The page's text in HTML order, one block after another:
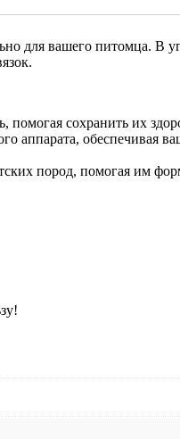
для вашего питомца. В
сохранить их
аппарата, обеспечивая
пород, помогая им